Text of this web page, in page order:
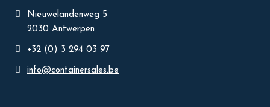
Nieuwelandenweg 5
2030 Antwerpen
+32 (0) 3 294 03 97
info@containersales.be